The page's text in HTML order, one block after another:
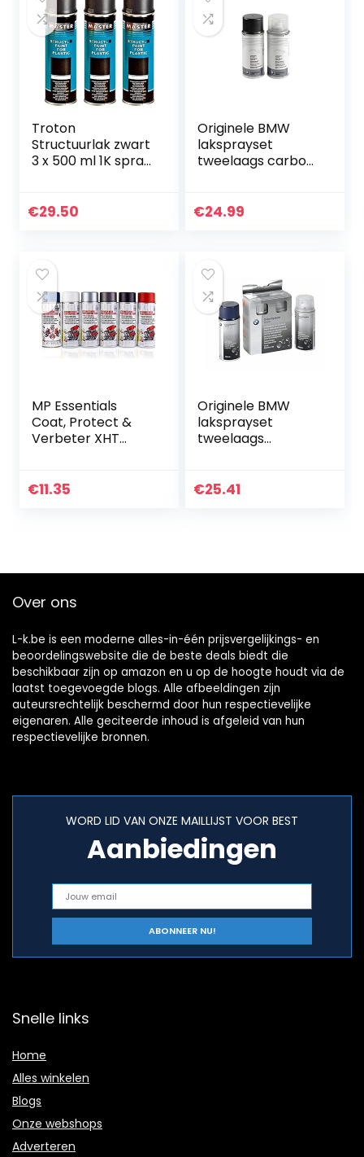
Troton
Structuurlak zwart
3 x 500 ml 1K spray
verf
€29.50
Originele BMW
laksprayset
tweelaags carbon
€24.99
MP Essentials
Coat, Protect &
Verbeter XHT
(tot 650c) voor
€11.35
Originele BMW
laksprayset
tweelaags
€25.41
Over ons
L-k.be is een moderne alles-in-één prijsvergelijkings- en
beoordelingswebsite die de beste deals biedt die
beschikbaar zijn op amazon en u op de hoogte houdt via de
laatst toegevoegde blogs. Alle afbeeldingen zijn
auteursrechtelijk beschermd door hun respectievelijke
eigenaren. Alle geciteerde inhoud is afgeleid van hun
respectievelijke bronnen.
WORD LID VAN ONZE MAILLIJST VOOR BEST
Aanbiedingen
Snelle links
Home
Alles winkelen
Blogs
Onze webshops
Adverteren